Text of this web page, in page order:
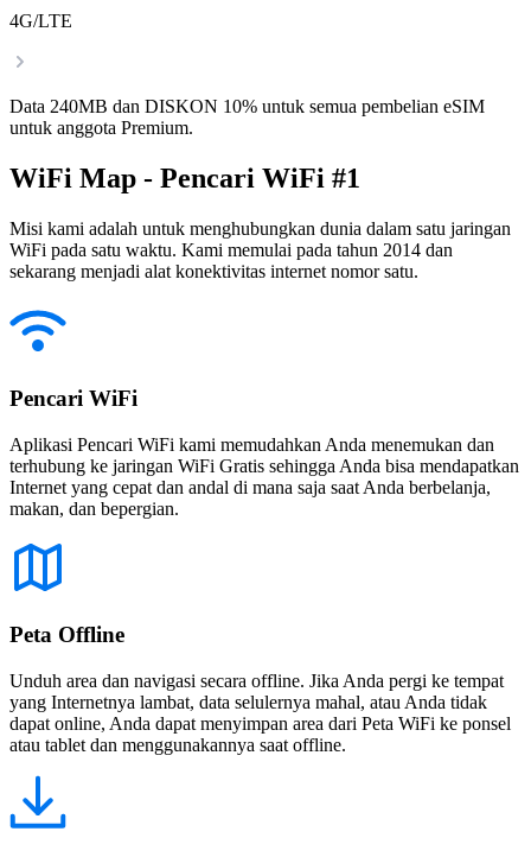
4G/LTE
Data 240MB dan DISKON 10% untuk semua pembelian eSIM
untuk anggota Premium.
WiFi Map - Pencari WiFi #1
Misi kami adalah untuk menghubungkan dunia dalam satu jaringan
WiFi pada satu waktu. Kami memulai pada tahun 2014 dan
sekarang menjadi alat konektivitas internet nomor satu.
Pencari WiFi
Aplikasi Pencari WiFi kami memudahkan Anda menemukan dan
terhubung ke jaringan WiFi Gratis sehingga Anda bisa mendapatkan
Internet yang cepat dan andal di mana saja saat Anda berbelanja,
makan, dan bepergian.
Peta Offline
Unduh area dan navigasi secara offline. Jika Anda pergi ke tempat
yang Internetnya lambat, data selulernya mahal, atau Anda tidak
dapat online, Anda dapat menyimpan area dari Peta WiFi ke ponsel
atau tablet dan menggunakannya saat offline.